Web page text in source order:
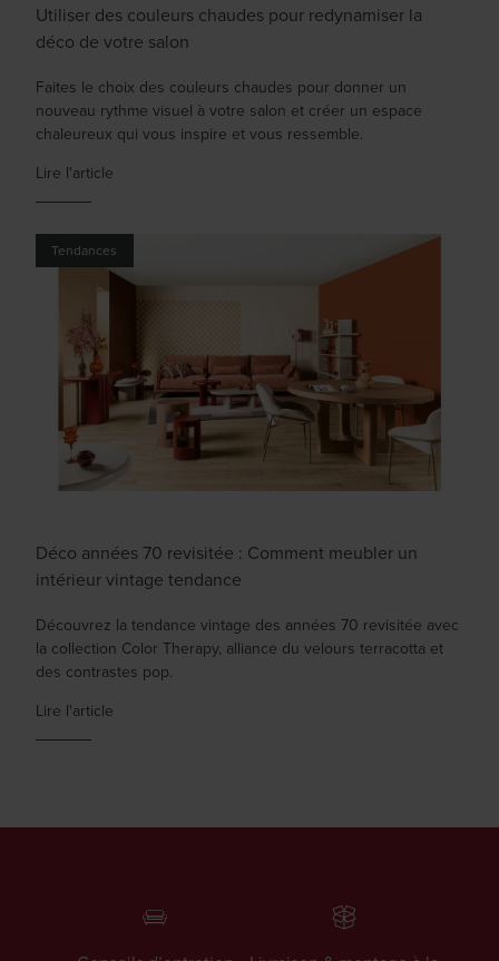
Utiliser des couleurs chaudes pour redynamiser la
déco de votre salon
Faites le choix des couleurs chaudes pour donner un
nouveau rythme visuel à votre salon et créer un espace
chaleureux qui vous inspire et vous ressemble.
Lire l'article
Tendances
Déco années 70 revisitée : Comment meubler un
intérieur vintage tendance
Découvrez la tendance vintage des années 70 revisitée avec
la collection Color Therapy, alliance du velours terracotta et
des contrastes pop.
Lire l'article